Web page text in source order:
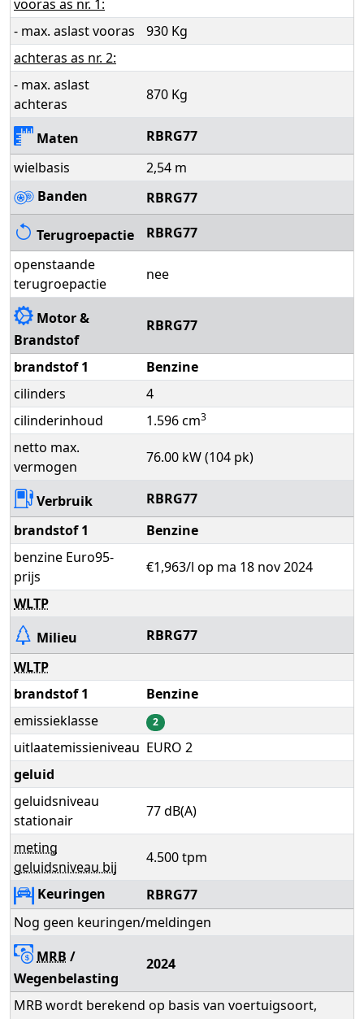
vooras as nr. 1:
- max. aslast vooras
930 Kg
achteras as nr. 2:
- max. aslast
achteras
870 Kg
Maten
RBRG77
wielbasis
2,54 m
Banden
RBRG77
Terugroepactie
RBRG77
openstaande
terugroepactie
nee
Motor &
Brandstof
RBRG77
brandstof 1
Benzine
cilinders
4
cilinderinhoud
1.596 cm3
netto max.
vermogen
76.00 kW (104 pk)
Verbruik
RBRG77
brandstof 1
Benzine
benzine Euro95-
prijs
€1,963/l op ma 18 nov 2024
WLTP
Milieu
RBRG77
WLTP
brandstof 1
Benzine
emissieklasse
2
uitlaatemissieniveau EURO 2
geluid
geluidsniveau
stationair
77 dB(A)
meting
geluidsniveau bij
4.500 tpm
Keuringen
RBRG77
Nog geen keuringen/meldingen
MRB /
Wegenbelasting
2024
MRB wordt berekend op basis van voertuigsoort,